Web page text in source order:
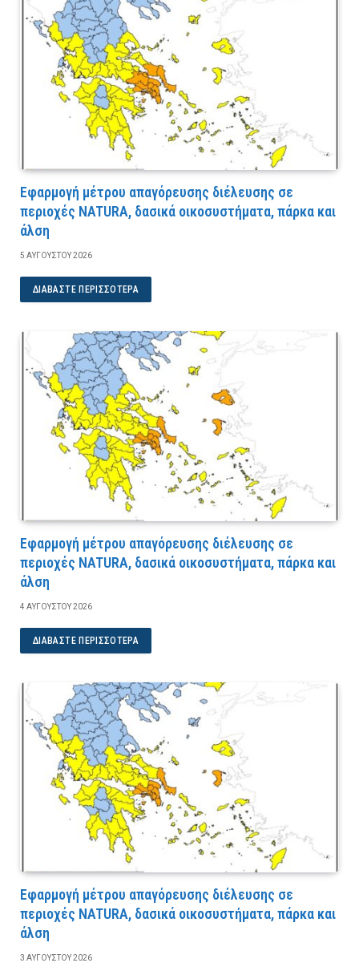
Εφαρμογή μέτρου απαγόρευσης διέλευσης σε
περιοχές NATURA, δασικά οικοσυστήματα, πάρκα και
άλση
5 ΑΥΓΟΎΣΤΟΥ 2026
ΔΙΑΒΆΣΤΕ ΠΕΡΙΣΣΌΤΕΡΑ
Εφαρμογή μέτρου απαγόρευσης διέλευσης σε
περιοχές NATURA, δασικά οικοσυστήματα, πάρκα και
άλση
4 ΑΥΓΟΎΣΤΟΥ 2026
ΔΙΑΒΆΣΤΕ ΠΕΡΙΣΣΌΤΕΡΑ
Εφαρμογή μέτρου απαγόρευσης διέλευσης σε
περιοχές NATURA, δασικά οικοσυστήματα, πάρκα και
άλση
3 ΑΥΓΟΎΣΤΟΥ 2026